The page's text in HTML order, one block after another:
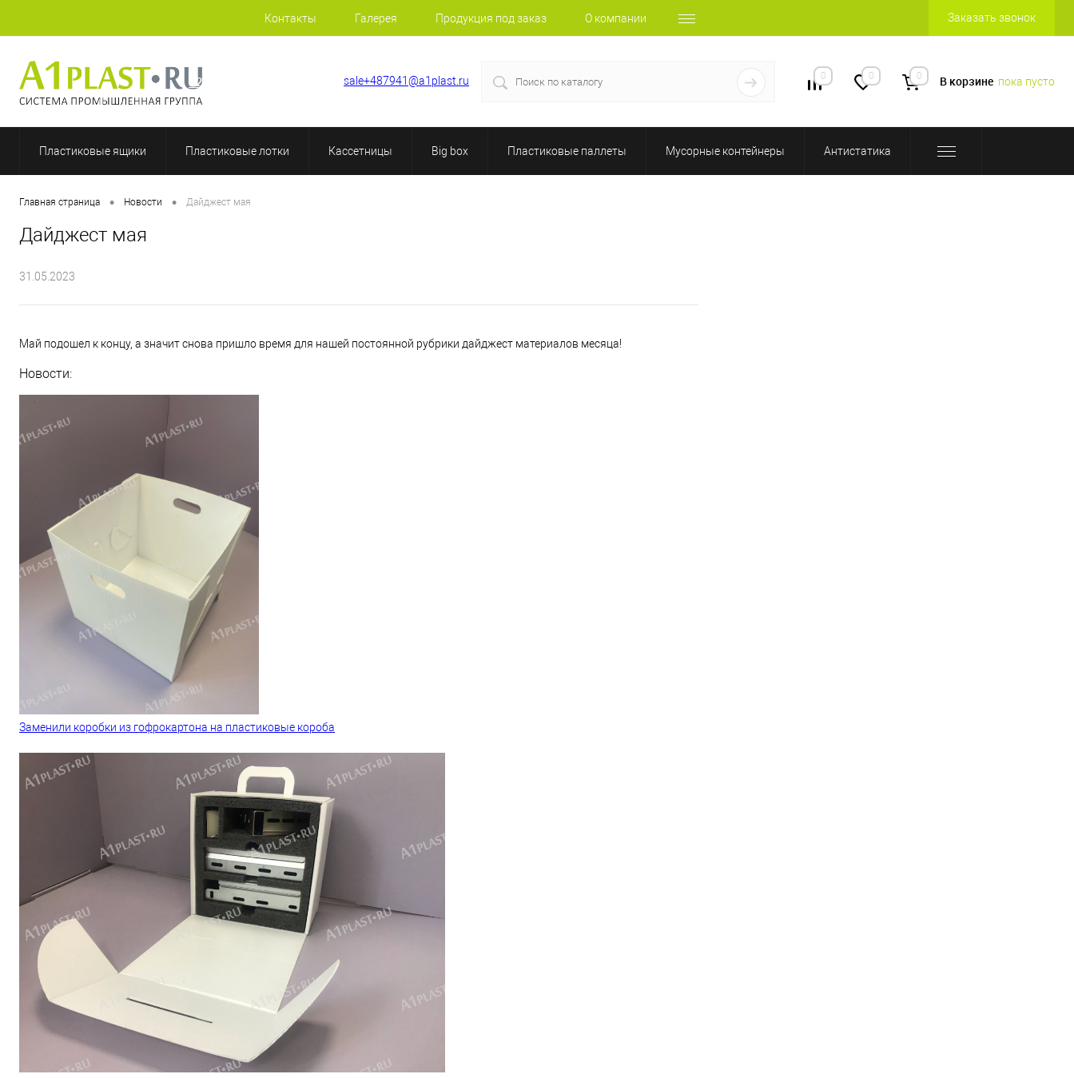
Контакты Галерея Продукция под заказ О компании Заказать звонок
+7 (812) 507-69-52 sale+487941@a1plast.ru 0 0 0 В корзине пока пусто
Пластиковые ящики Пластиковые лотки Кассетницы Big box Пластиковые паллеты Мусорные контейнеры Антистатика
Главная страница • Новости • Дайджест мая
Дайджест мая
31.05.2023
Май подошел к концу, а значит снова пришло время для нашей постоянной рубрики дайджест материалов месяца!
Новости:
Заменили коробки из гофрокартона на пластиковые короба